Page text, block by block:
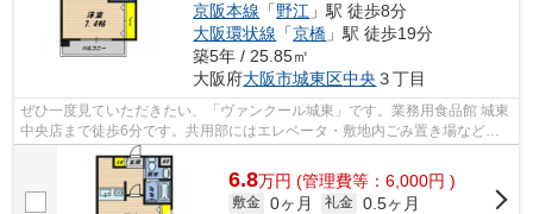
京阪本線 「野江 」駅 徒歩8分
大阪環状線 「京橋 」駅 徒歩19分
築5年 / 25.85㎡
大阪府大阪市城東区中央 ３丁目
ぜひ一度見ていただきたい、「ヴァンクール城東」です。業務用食品館 城東
中央店まで徒歩6分です。共用部にはエレベータ・敷地内ごみ置き場などが
揃っており、とても充実しています。...
6.8万円 (管理費等：6,000円 )
敷金 0ヶ月 礼金 0.5ヶ月